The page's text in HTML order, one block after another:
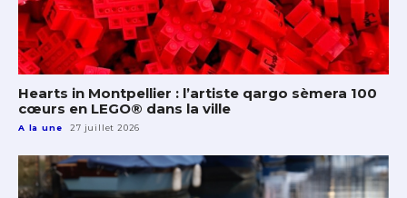
Hearts in Montpellier : l’artiste qargo sèmera 100
cœurs en LEGO® dans la ville
A la une 27 juillet 2026